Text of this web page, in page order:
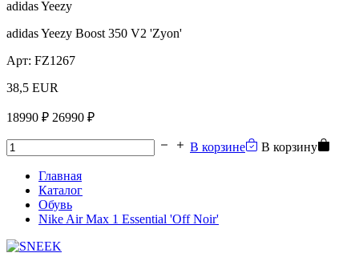
adidas Yeezy
adidas Yeezy Boost 350 V2 'Zyon'
Арт: FZ1267
38,5 EUR
18990 ₽ 26990 ₽
В корзине В корзину
Главная
Каталог
Обувь
Nike Air Max 1 Essential 'Off Noir'